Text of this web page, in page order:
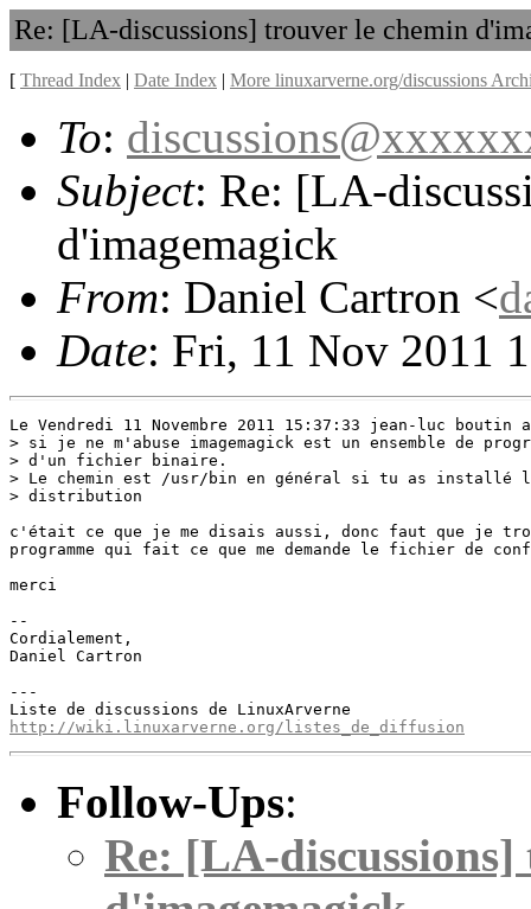
Re: [LA-discussions] trouver le chemin
[ Thread Index | Date Index | More linuxarverne.org/discussions
To:
Subject: Re: [LA-
d'imagemagick
From: Daniel Cartron <
Date: Fri, 11 Nov 2011
Le Vendredi 11 Novembre 2011 15:37:33 jean-luc
> si je ne m'abuse imagemagick est un ensemble de
> d'un fichier binaire.
> Le chemin est /usr/bin en général si tu as installé
> distribution
c'était ce que je me disais aussi, donc faut que je
programme qui fait ce que me demande le fichier de
merci
--
Cordialement,
Daniel Cartron
---
http://wiki.linuxarverne.org/listes_de_diffusion
Follow-Ups:
Re: [LA-